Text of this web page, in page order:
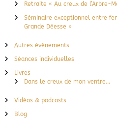
Retraite « Au creux de l’Arbre-
Séminaire exceptionnel entre
Grande Déesse »
Autres événements
Séances individuelles
Livres
Dans le creux de mon ventre…
Vidéos & podcasts
Blog